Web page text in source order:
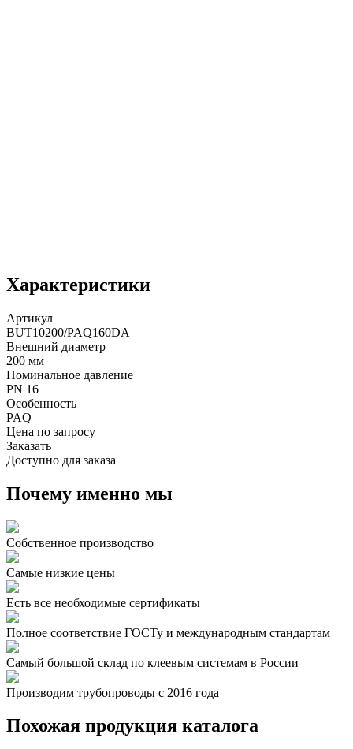
Характеристики
Артикул
BUT10200/PAQ160DA
Внешний диаметр
200 мм
Номинальное давление
PN 16
Особенность
PAQ
Цена по запросу
Заказать
Доступно для заказа
Почему именно мы
Собственное производство
Самые низкие цены
Есть все необходимые сертификаты
Полное соответствие ГОСТу и международным стандартам
Самый большой склад по клеевым системам в России
Производим трубопроводы с 2016 года
Похожая продукция каталога